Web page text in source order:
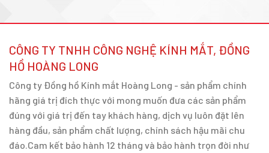
CÔNG TY TNHH CÔNG NGHỆ KÍNH MẮT, ĐỒNG
HỒ HOÀNG LONG
Công ty Đồng hồ Kính mắt Hoàng Long - sản phẩm chính
hãng giá trị đích thực với mong muốn đưa các sản phẩm
đúng với giá trị đến tay khách hàng, dịch vụ luôn đặt lên
hàng đầu, sản phẩm chất lượng, chính sách hậu mãi chu
đáo.Cam kết bảo hành 12 tháng và bảo hành trọn đời như